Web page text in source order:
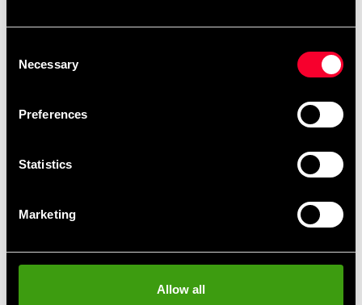
Selection
Necessary
Preferences
Statistics
Marketing
Allow all